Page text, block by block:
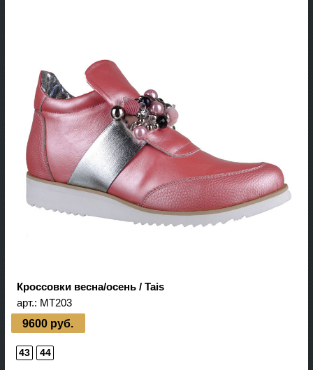
Кроссовки весна/осень / Tais
арт.: MT203
9600 руб.
43 44